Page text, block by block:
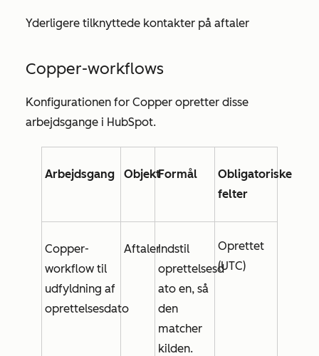
Yderligere tilknyttede kontakter på aftaler
Copper-workflows
Konfigurationen for Copper opretter disse
arbejdsgange i HubSpot.
Arbejdsgang ObjektFormål
Obligatoriske
felter
Copper-
workflow til
udfyldning af
oprettelsesdato
AftalerIndstil
oprettelsesd
ato en, så
den
matcher
kilden.
Oprettet
(UTC)